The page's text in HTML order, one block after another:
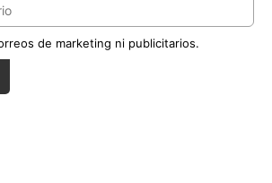
de marketing ni publicitarios.